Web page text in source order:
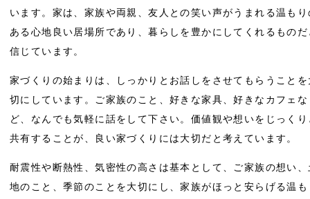
います。家は、家族や両親、友人との笑い声がうまれる温もり
ある心地良い居場所であり、暮らしを豊かにしてくれるものだ
信じています。
家づくりの始まりは、しっかりとお話しをさせてもらうことを
切にしています。ご家族のこと、好きな家具、好きなカフェな
ど、なんでも気軽に話をして下さい。価値観や想いをじっくり
共有することが、良い家づくりには大切だと考えています。
耐震性や断熱性、気密性の高さは基本として、ご家族の想い、
地のこと、季節のことを大切にし、家族がほっと安らげる温も